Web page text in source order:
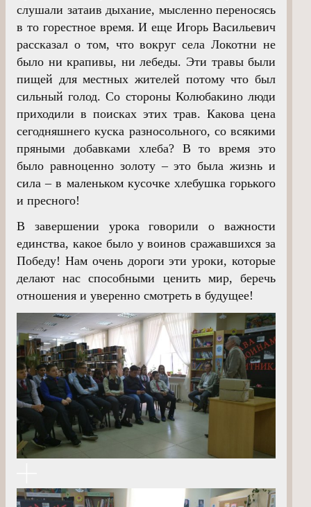
слушали затаив дыхание, мысленно переносясь
в то горестное время. И еще Игорь Васильевич
рассказал о том, что вокруг села Локотни не
было ни крапивы, ни лебеды. Эти травы были
пищей для местных жителей потому что был
сильный голод. Со стороны Колюбакино люди
приходили в поисках этих трав. Какова цена
сегодняшнего куска разносольного, со всякими
пряными добавками хлеба? В то время это
было равноценно золоту – это была жизнь и
сила – в маленьком кусочке хлебушка горького
и пресного!
В завершении урока говорили о важности
единства, какое было у воинов сражавшихся за
Победу! Нам очень дороги эти уроки, которые
делают нас способными ценить мир, беречь
отношения и уверенно смотреть в будущее!